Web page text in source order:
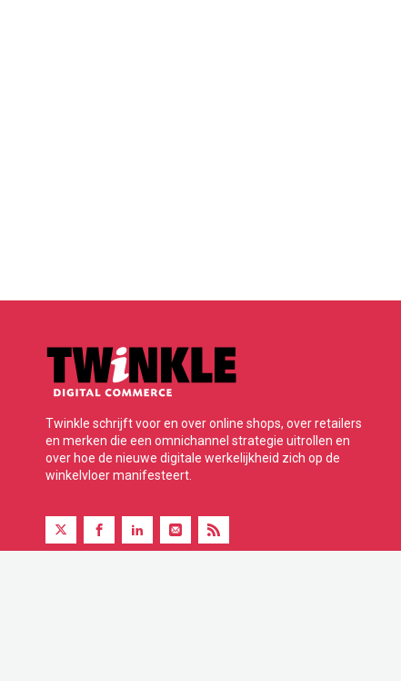
Twinkle schrijft voor en over online shops, over retailers
en merken die een omnichannel strategie uitrollen en
over hoe de nieuwe digitale werkelijkheid zich op de
winkelvloer manifesteert.